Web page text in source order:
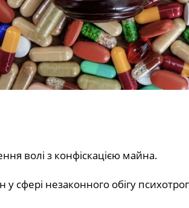
волі з конфіскацією майна.
у сфері незаконного обігу